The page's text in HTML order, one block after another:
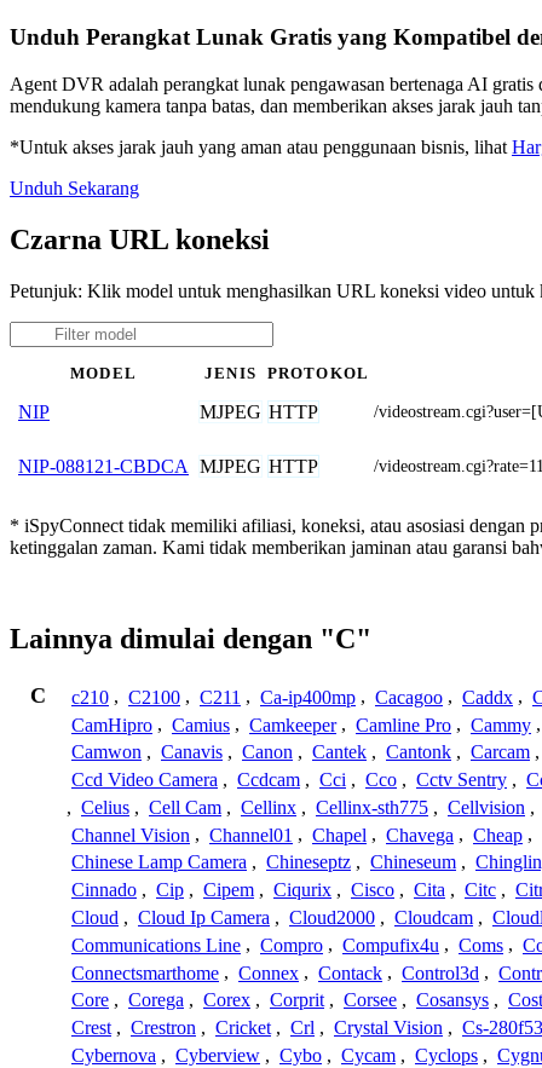
Unduh Perangkat Lunak Gratis yang Kompatibel
Agent DVR adalah perangkat lunak pengawasan bertenaga AI
mendukung kamera tanpa batas, dan memberikan akses jarak jauh
*Untuk akses jarak jauh yang aman atau penggunaan bisnis, lihat
Unduh Sekarang
Czarna URL koneksi
Petunjuk: Klik model untuk menghasilkan URL koneksi video untuk
MODEL JENIS PROTOKOL
NIP MJPEG HTTP /
NIP-088121-CBDCA MJPEG HTTP /
* iSpyConnect tidak memiliki afiliasi, koneksi, atau asosiasi dengan
ketinggalan zaman. Kami tidak memberikan jaminan atau garansi
Lainnya dimulai dengan "C"
C c210 , C2100 , C211 , Ca-ip400mp , Cacagoo , Caddx ,
CamHipro , Camius , Camkeeper , Camline Pro , Cammy
Camwon , Canavis , Canon , Cantek , Cantonk , Carcam
Ccd Video Camera , Ccdcam , Cci , Cco , Cctv Sentry ,
, Celius , Cell Cam , Cellinx , Cellinx-sth775 , Cellvision ,
Channel Vision , Channel01 , Chapel , Chavega , Cheap ,
Chinese Lamp Camera , Chineseptz , Chineseum ,
Cinnado , Cip , Cipem , Ciqurix , Cisco , Cita , Citc ,
Cloud , Cloud Ip Camera , Cloud2000 , Cloudcam ,
Communications Line , Compro , Compufix4u , Coms ,
Connectsmarthome , Connex , Contack , Control3d ,
Core , Corega , Corex , Corprit , Corsee , Cosansys ,
Crest , Crestron , Cricket , Crl , Crystal Vision , Cs-280f53
Cybernova , Cyberview , Cybo , Cycam , Cyclops ,